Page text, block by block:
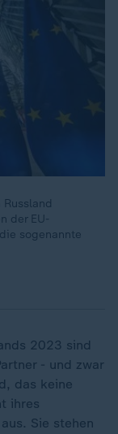
der EU-
sogenannte
2023 sind
- und zwar
das keine
ihres
Sie stehen